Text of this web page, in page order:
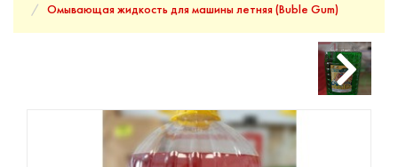
Омывающая жидкость для машины летняя (Buble Gum)